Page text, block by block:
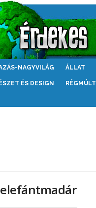
NAGYVILÁG ÁLLAT
ÉS DESIGN RÉGMÚLT